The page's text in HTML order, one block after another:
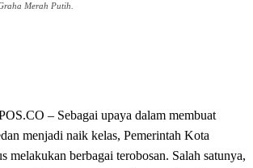
Merah Putih.
– Sebagai upaya dalam membuat
menjadi naik kelas, Pemerintah Kota
melakukan berbagai terobosan. Salah satunya,